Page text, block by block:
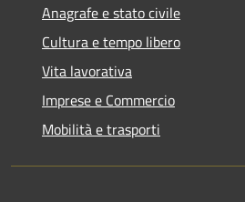
Anagrafe e stato civile
Cultura e tempo libero
Vita lavorativa
Imprese e Commercio
Mobilità e trasporti